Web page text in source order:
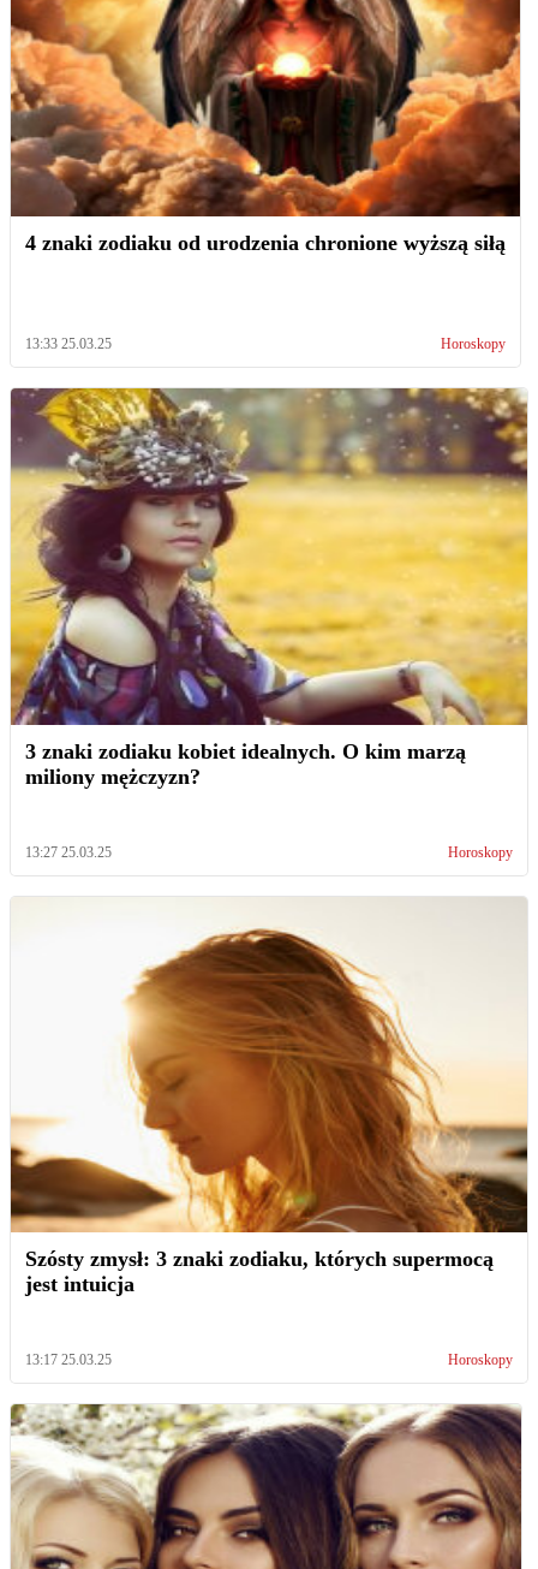
4 znaki zodiaku od urodzenia chronione wyższą siłą
13:33 25.03.25 Horoskopy
3 znaki zodiaku kobiet idealnych. O kim marzą
miliony mężczyzn?
13:27 25.03.25 Horoskopy
Szósty zmysł: 3 znaki zodiaku, których supermocą
jest intuicja
13:17 25.03.25 Horoskopy